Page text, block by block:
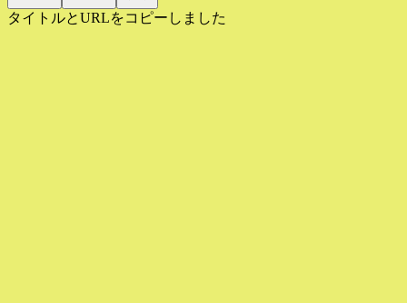
タイトルとURLをコピーしました